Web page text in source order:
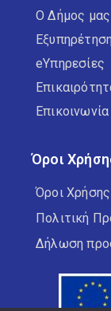
Ο Δήμος μας
eΥπηρεσίες
Επικοινωνία
Όροι
Όροι Χρήσης
Πολιτική
Δήλωση